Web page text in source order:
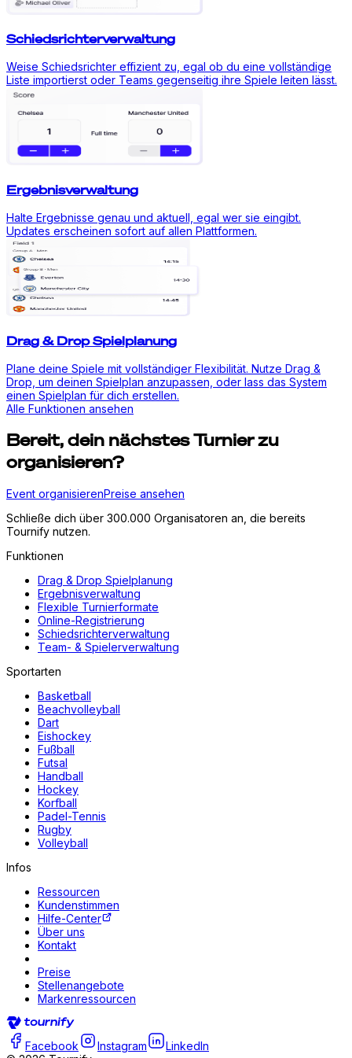
Schiedsrichterverwaltung
Weise Schiedsrichter effizient zu, egal ob du eine vollständige
Liste importierst oder Teams gegenseitig ihre Spiele leiten lässt.
Ergebnisverwaltung
Halte Ergebnisse genau und aktuell, egal wer sie eingibt.
Updates erscheinen sofort auf allen Plattformen.
Drag & Drop Spielplanung
Plane deine Spiele mit vollständiger Flexibilität. Nutze Drag &
Drop, um deinen Spielplan anzupassen, oder lass das System
einen Spielplan für dich erstellen.
Alle Funktionen ansehen
Bereit, dein nächstes Turnier zu
organisieren?
Event organisierenPreise ansehen
Schließe dich über 300.000 Organisatoren an, die bereits
Tournify nutzen.
Funktionen
Drag & Drop Spielplanung
Ergebnisverwaltung
Flexible Turnierformate
Online-Registrierung
Schiedsrichterverwaltung
Team- & Spielerverwaltung
Sportarten
Basketball
Beachvolleyball
Dart
Eishockey
Fußball
Futsal
Handball
Hockey
Korfball
Padel-Tennis
Rugby
Volleyball
Infos
Ressourcen
Kundenstimmen
Hilfe-Center
Über uns
Kontakt
Preise
Stellenangebote
Markenressourcen
Facebook Instagram
LinkedIn